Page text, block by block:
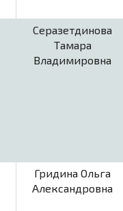
Серазетдинова
Тамара
Владимировна
Гридина Ольга
Александровна